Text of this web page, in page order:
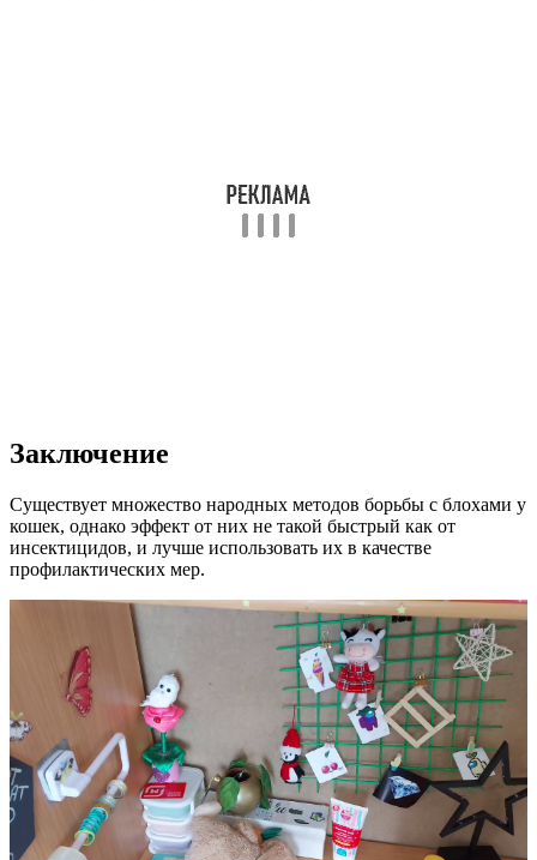
Заключение
Существует множество народных методов борьбы с блохами у
кошек, однако эффект от них не такой быстрый как от
инсектицидов, и лучше использовать их в качестве
профилактических мер.